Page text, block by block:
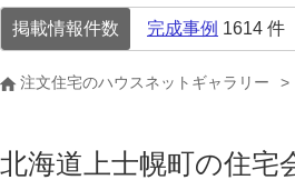
掲載情報件数 完成事例 1614 件
注文住宅のハウスネットギャラリー
北海道上士幌町の住宅